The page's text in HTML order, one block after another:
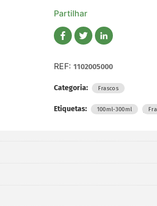
Partilhar
REF: 1102005000
Categoria: Frascos
Etiquetas: 100ml-300ml